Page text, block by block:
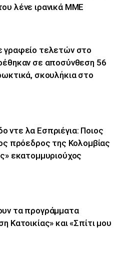
λένε ιρανικά ΜΜΕ
γραφείο τελετών στο
σε αποσύνθεση 56
σκουλήκια στο
ντε λα Εσπριέγια: Ποιος
πρόεδρος της Κολομβίας
εκατομμυριούχος
τα προγράμματα
Κατοικίας» και «Σπίτι μου